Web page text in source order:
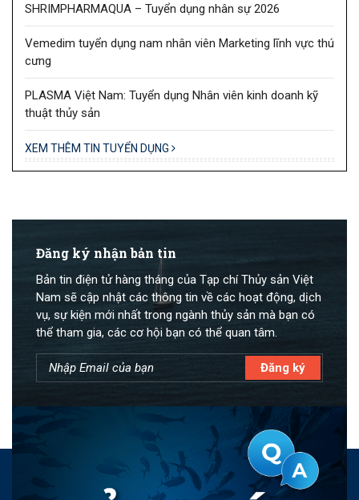
SHRIMPHARMAQUA – Tuyển dụng nhân sự 2026
Vemedim tuyển dụng nam nhân viên Marketing lĩnh vực thú
cưng
PLASMA Việt Nam: Tuyển dụng Nhân viên kinh doanh kỹ
thuật thủy sản
XEM THÊM TIN TUYỂN DỤNG
Đăng ký nhận bản tin
Bản tin điện tử hàng tháng của Tạp chí Thủy sản Việt
Nam sẽ cập nhật các thông tin về các hoạt động, dịch
vụ, sự kiện mới nhất trong ngành thủy sản mà bạn có
thể tham gia, các cơ hội bạn có thể quan tâm.